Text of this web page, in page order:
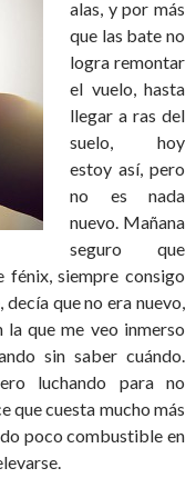
alas, y por más
que las bate no
logra remontar
el vuelo, hasta
llegar a ras del
suelo, hoy
estoy así, pero
no es nada
nuevo. Mañana
seguro que
siempre consigo
que no era nuevo,
la que me veo inmerso
sin saber cuándo.
luchando para no
que cuesta mucho más
poco combustible en